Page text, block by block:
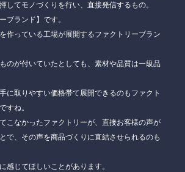
してモノづくりを行い、直接発信するもの。
ブランド】です。
作っている工場が展開するファクトリーブラン
のが付いていたとしても、素材や品質は一級品
に取りやすい価格帯て展開できるのもファクト
すね。
こなかったファクトリーが、直接お客様の声が
で、その声を商品づくりに直結させられるのも
感じてほしいことがあります。